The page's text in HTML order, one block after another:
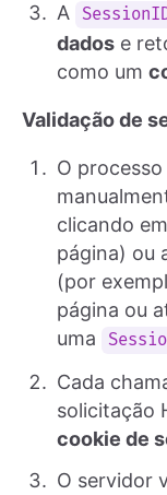
A
dados e
como um
Validação de
O
clicando
página) ou
(por
página ou
uma
Cada
solicitação
cookie de
O servidor